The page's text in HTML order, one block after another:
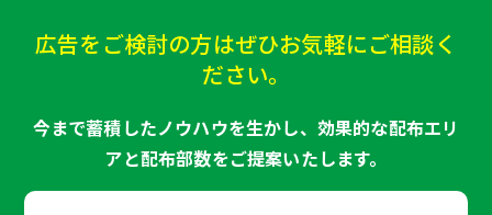
広告をご検討の方はぜひお気軽にご相談く
ださい。
今まで蓄積したノウハウを生かし、効果的な配布エリ
アと配布部数をご提案いたします。